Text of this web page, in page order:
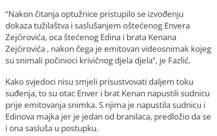
“Nakon čitanja optužnice pristupilo se izvođenju
dokaza tužilaštva i saslušanjem oštećenog Envera
Zejćirovića, oca štećenog Edina i brata Kenana
Zejćirovića , nakon čega je emitovan videosnimak kojeg
su snimali počinioci krivičnog djela djela”, je Fazlić.
Kako svjedoci nisu smjeli prisustvovati daljem toku
suđenja, to su otac Enver i brat Kenan napustili sudnicu
prije emitovanja snimka. S njima je napustila sudnicu i
Edinova majka jer je jedan od branilaca, predložio da se
i ona sasluša u postupku.